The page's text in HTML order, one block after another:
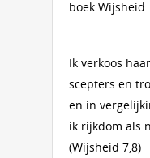
boek Wijsheid.
Ik verkoos
scepters en
en in
ik rijkdom als
(Wijsheid 7,8)